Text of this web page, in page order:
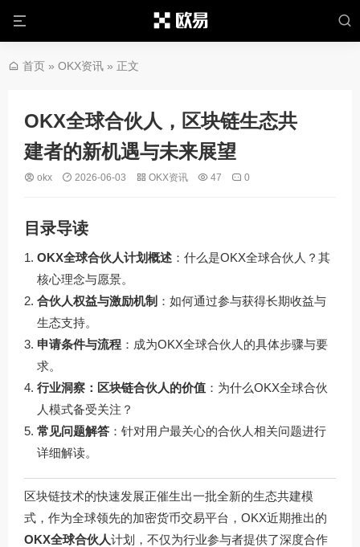
首页 » OKX资讯 » 正文
OKX全球合伙人，区块链生态共
建者的新机遇与未来展望
okx 2026-06-03 OKX资讯 47 0
目录导读
OKX全球合伙人计划概述 ：什么是OKX全球合伙人？其
核心理念与愿景。
合伙人权益与激励机制 ：如何通过参与获得长期收益与
生态支持。
申请条件与流程 ：成为OKX全球合伙人的具体步骤与要
求。
行业洞察：区块链合伙人的价值 ：为什么OKX全球合伙
人模式备受关注？
常见问题解答 ：针对用户最关心的合伙人相关问题进行
详细解读。
区块链技术的快速发展正催生出一批全新的生态共建模
式，作为全球领先的加密货币交易平台，OKX近期推出的
OKX全球合伙人计划，不仅为行业参与者提供了深度合作